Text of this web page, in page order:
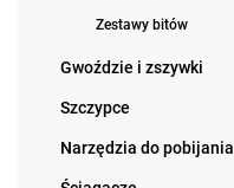
Zestawy bitów
Gwoździe i zszywki
Szczypce
Narzędzia do pobijania